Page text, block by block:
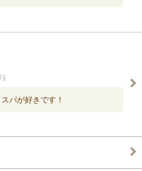
パが好きです！